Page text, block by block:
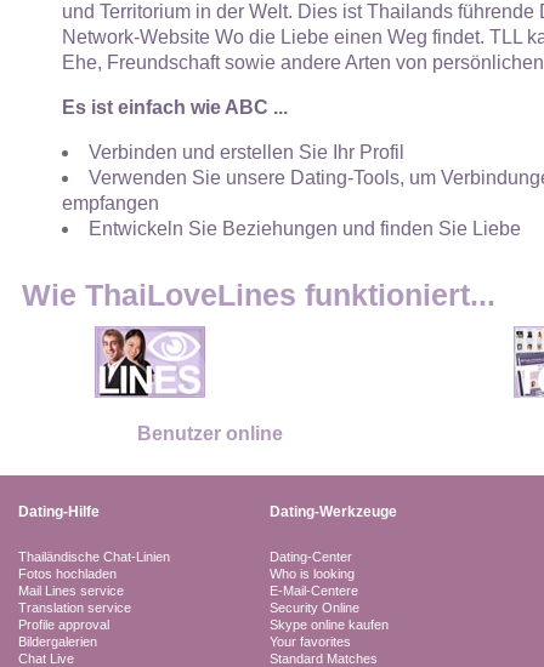
und Territorium in der Welt. Dies ist Thailands führende
Network-Website Wo die Liebe einen Weg findet. TLL
Ehe, Freundschaft sowie andere Arten von
Es ist einfach wie ABC ...
Verbinden und erstellen Sie Ihr Profil
Verwenden Sie unsere Dating-Tools, um
empfangen
Entwickeln Sie Beziehungen und finden Sie Liebe
Wie ThaiLoveLines funktioniert...
Benutzer online
Dating-Hilfe Dating-Werkzeuge
Thailändische Chat-Linien
Fotos hochladen
Mail Lines service
Translation service
Profile approval
Bildergalerien
Chat Live
Dating-Center
Who is looking
E-Mail-Centere
Security Online
Skype online kaufen
Your favorites
Standard Matches